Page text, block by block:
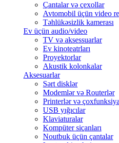
Çantalar və çexollar
Avtomobil üçün video
Təhlükəsizlik kamerası
Ev üçün audio/video
TV və aksessuarlar
Ev kinoteatrları
Proyektorlar
Akustik kolonkalar
Aksesuarlar
Sərt disklər
Modemlər və Routerlər
Printerlər və
USB yığıcılar
Klaviaturalar
Kompüter siçanları
Noutbuk üçün çantalar